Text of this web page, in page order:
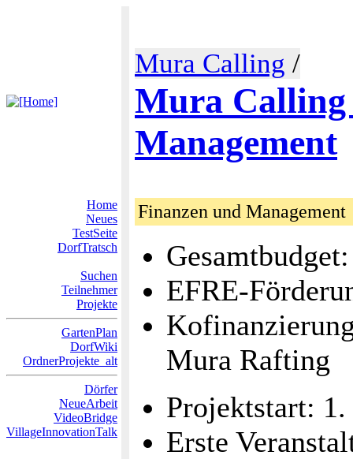
Mura Calling /
Mura Calling
Management
Home
Neues
TestSeite
DorfTratsch
Suchen
Teilnehmer
Projekte
GartenPlan
DorfWiki
OrdnerProjekte_alt
Dörfer
NeueArbeit
VideoBridge
VillageInnovationTalk
Finanzen und Management
EFRE-
Mura Rafting
Projektstart:
Erste